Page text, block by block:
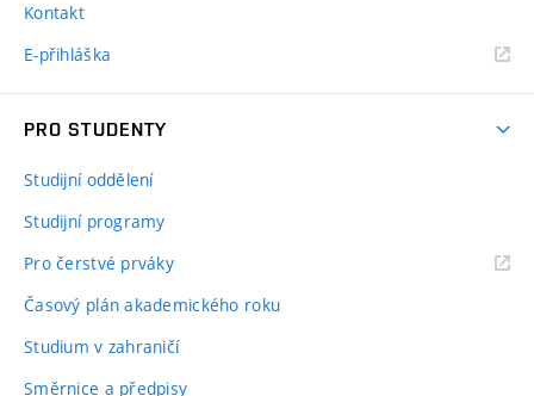
Kontakt
E-přihláška
PRO STUDENTY
Studijní oddělení
Studijní programy
Pro čerstvé prváky
Časový plán akademického roku
Studium v zahraničí
Směrnice a předpisy